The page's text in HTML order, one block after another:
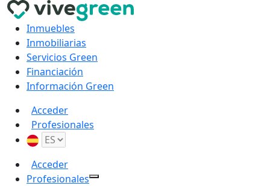
Inmuebles
Inmobiliarias
Servicios Green
Financiación
Información Green
Acceder
Profesionales
Acceder
Profesionales